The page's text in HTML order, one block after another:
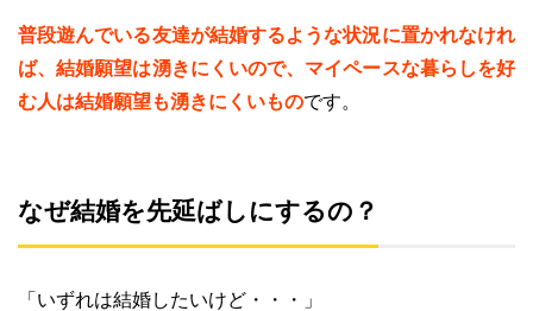
普段遊んでいる友達が結婚するような状況に置かれなけれ
ば、結婚願望は湧きにくいので、マイペースな暮らしを好
む人は結婚願望も湧きにくいものです。
なぜ結婚を先延ばしにするの？
「いずれは結婚したいけど・・・」